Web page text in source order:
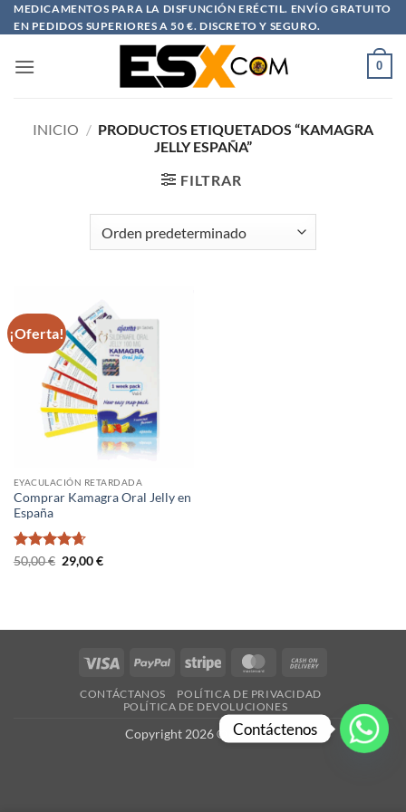
Saltar
al
MEDICAMENTOS PARA LA DISFUNCIÓN ERÉCTIL. ENVÍO GRATUITO
EN PEDIDOS SUPERIORES A 50 €. DISCRETO Y SEGURO.
0
INICIO / PRODUCTOS ETIQUETADOS “KAMAGRA
JELLY ESPAÑA”
FILTRAR
¡Oferta!
EYACULACIÓN RETARDADA
Comprar Kamagra Oral Jelly en
España
Valorado
50,00€ El
precio
29,00€El
Visa PayPal Stripe MasterCard
Delivery
CONTÁCTANOS
POLÍTICA DE PRIVACIDAD
POLÍTICA DE DEVOLUCIONES
Copyright 2026 © es-X.com
Contáctenos